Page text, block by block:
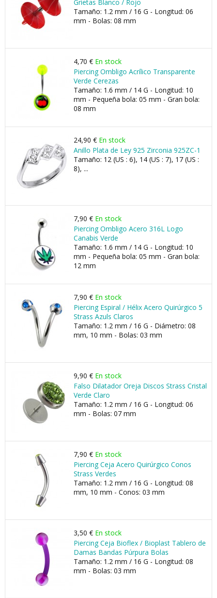
Grietas Blanco / Rojo
Tamaño: 1.2 mm / 16 G - Longitud: 06
mm - Bolas: 08 mm
4,70 € En stock
Piercing Ombligo Acrílico Transparente
Verde Cerezas
Tamaño: 1.6 mm / 14 G - Longitud: 10
mm - Pequeña bola: 05 mm - Gran bola:
08 mm
24,90 € En stock
Anillo Plata de Ley 925 Zirconia 925ZC-1
Tamaño: 12 (US : 6), 14 (US : 7), 17 (US :
8), ...
7,90 € En stock
Piercing Ombligo Acero 316L Logo
Canabis Verde
Tamaño: 1.6 mm / 14 G - Longitud: 10
mm - Pequeña bola: 05 mm - Gran bola:
12 mm
7,90 € En stock
Piercing Espiral / Hélix Acero Quirúrgico 5
Strass Azuls Claros
Tamaño: 1.2 mm / 16 G - Diámetro: 08
mm, 10 mm - Bolas: 03 mm
9,90 € En stock
Falso Dilatador Oreja Discos Strass Cristal
Verde Claro
Tamaño: 1.2 mm / 16 G - Longitud: 06
mm - Bolas: 07 mm
7,90 € En stock
Piercing Ceja Acero Quirúrgico Conos
Strass Verdes
Tamaño: 1.2 mm / 16 G - Longitud: 08
mm, 10 mm - Conos: 03 mm
3,50 € En stock
Piercing Ceja Bioflex / Bioplast Tablero de
Damas Bandas Púrpura Bolas
Tamaño: 1.2 mm / 16 G - Longitud: 08
mm - Bolas: 03 mm